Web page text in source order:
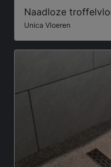
Naadloze
Unica Vloeren